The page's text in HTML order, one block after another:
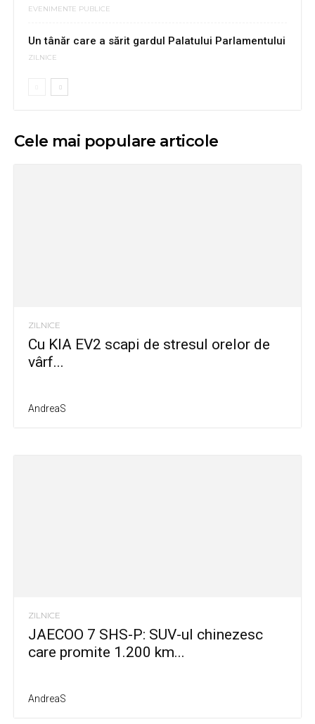
EVENIMENTE PUBLICE
Un tânăr care a sărit gardul Palatului Parlamentului
ZILNICE
Cele mai populare articole
ZILNICE
Cu KIA EV2 scapi de stresul orelor de
vârf...
AndreaS
ZILNICE
JAECOO 7 SHS-P: SUV-ul chinezesc
care promite 1.200 km...
AndreaS